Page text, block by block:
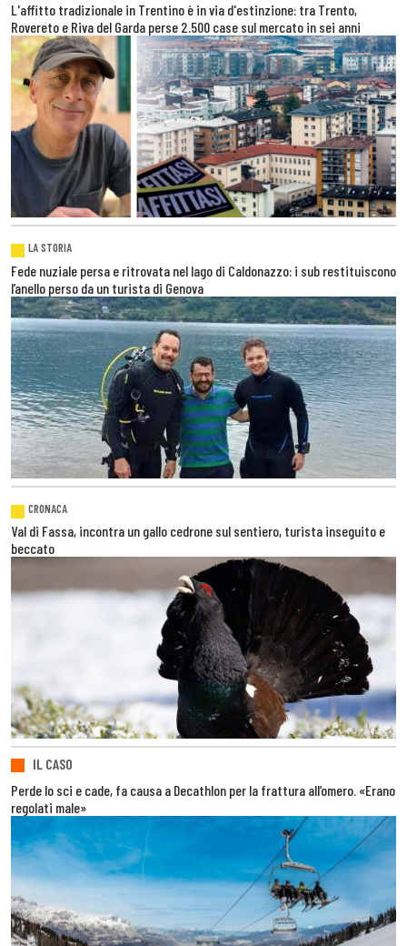
L'affitto tradizionale in Trentino è in via d'estinzione: tra Trento,
Rovereto e Riva del Garda perse 2.500 case sul mercato in sei anni
LA STORIA
Fede nuziale persa e ritrovata nel lago di Caldonazzo: i sub restituiscono
l’anello perso da un turista di Genova
CRONACA
Val di Fassa, incontra un gallo cedrone sul sentiero, turista inseguito e
beccato
IL CASO
Perde lo sci e cade, fa causa a Decathlon per la frattura all’omero. «Erano
regolati male»